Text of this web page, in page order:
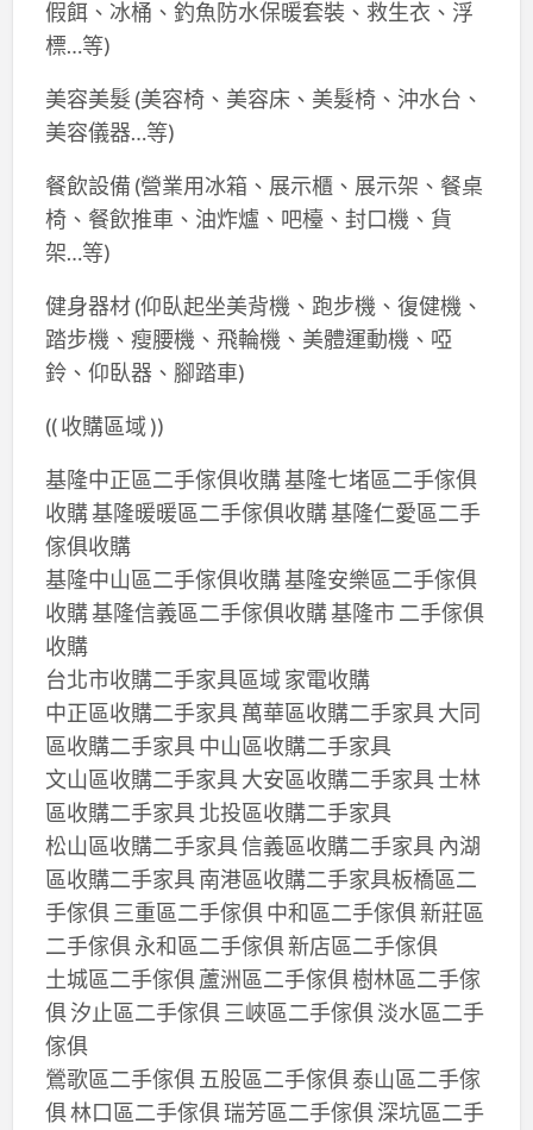
假餌、冰桶、釣魚防水保暖套裝、救生衣、浮
標…等)
美容美髮 (美容椅、美容床、美髮椅、沖水台、
美容儀器…等)
餐飲設備 (營業用冰箱、展示櫃、展示架、餐桌
椅、餐飲推車、油炸爐、吧檯、封口機、貨
架…等)
健身器材 (仰臥起坐美背機、跑步機、復健機、
踏步機、瘦腰機、飛輪機、美體運動機、啞
鈴、仰臥器、腳踏車)
(( 收購區域 ))
基隆中正區二手傢俱收購 基隆七堵區二手傢俱
收購 基隆暖暖區二手傢俱收購 基隆仁愛區二手
傢俱收購
基隆中山區二手傢俱收購 基隆安樂區二手傢俱
收購 基隆信義區二手傢俱收購 基隆市 二手傢俱
收購
台北市收購二手家具區域 家電收購
中正區收購二手家具 萬華區收購二手家具 大同
區收購二手家具 中山區收購二手家具
文山區收購二手家具 大安區收購二手家具 士林
區收購二手家具 北投區收購二手家具
松山區收購二手家具 信義區收購二手家具 內湖
區收購二手家具 南港區收購二手家具板橋區二
手傢俱 三重區二手傢俱 中和區二手傢俱 新莊區
二手傢俱 永和區二手傢俱 新店區二手傢俱
土城區二手傢俱 蘆洲區二手傢俱 樹林區二手傢
俱 汐止區二手傢俱 三峽區二手傢俱 淡水區二手
傢俱
鶯歌區二手傢俱 五股區二手傢俱 泰山區二手傢
俱 林口區二手傢俱 瑞芳區二手傢俱 深坑區二手